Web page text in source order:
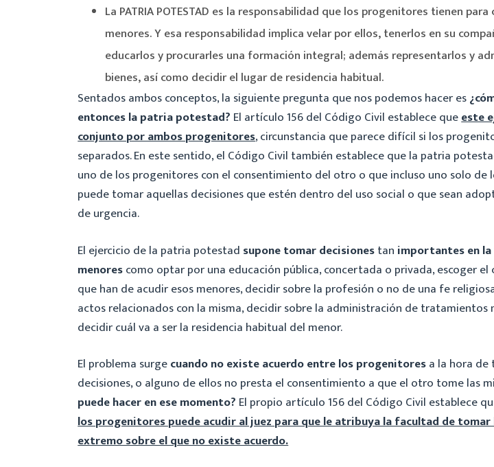
La PATRIA POTESTAD es la responsabilidad que los progenitores tienen para
menores. Y esa responsabilidad implica velar por ellos, tenerlos en su
educarlos y procurarles una formación integral; además representarlos y
bienes, así como decidir el lugar de residencia habitual.
Sentados ambos conceptos, la siguiente pregunta que nos podemos hacer es
entonces la patria potestad? El artículo 156 del Código Civil establece queeste
conjunto por ambos progenitores, circunstancia que parece difícil si los
separados. En este sentido, el Código Civil también establece que la patria
uno de los progenitores con el consentimiento del otro o que incluso uno solo de
puede tomar aquellas decisiones que estén dentro del uso social o que sean
de urgencia.
El ejercicio de la patria potestad supone tomar decisionestan importantesen
menorescomo optar por una educación pública, concertada o privada, escoger el
que han de acudir esos menores, decidir sobre la profesión o no de una fe
actos relacionados con la misma, decidir sobre la administración de tratamientos
decidir cuál va a ser la residencia habitual del menor.
El problema surgecuando no existe acuerdo entre los progenitoresa la hora
decisiones, o alguno de ellos no presta el consentimiento a que el otro tome las
puede hacer en ese momento? El propio artículo 156 del Código Civil establece
los progenitores puede acudir al juez para que le atribuya la facultad de tomar
extremo sobre el que no existe acuerdo.